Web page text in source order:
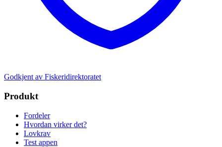
Godkjent av Fiskeridirektoratet
Produkt
Fordeler
Hvordan virker det?
Lovkrav
Test appen